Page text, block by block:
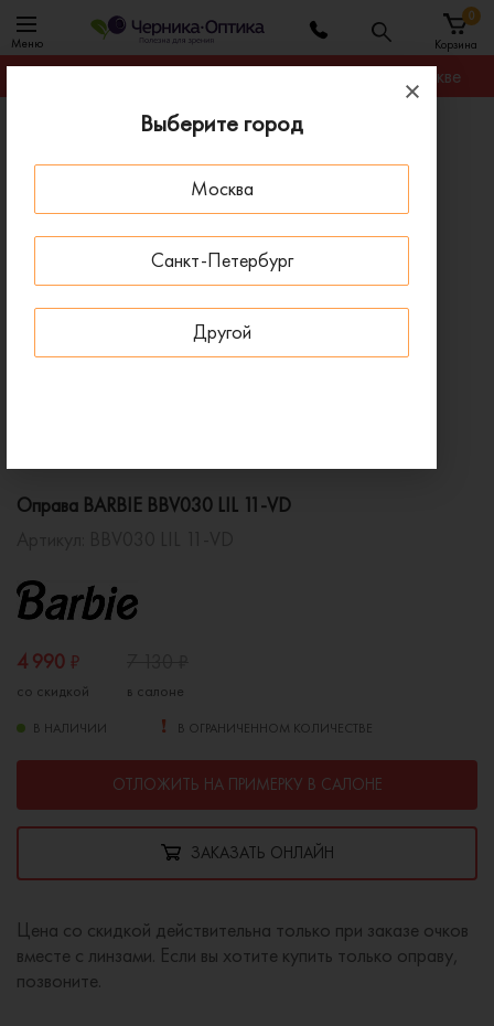
Выберите город
Москва
Санкт-Петербург
Другой
Меню Корзина
0
Гарантируем лучшую цену на любую оправу в Москве
Оправы для очков
Оправа BARBIE BBV030 LIL 11-VD
Оправа BARBIE BBV030 LIL 11-VD
4 990 ₽
со скидкой в салоне
В НАЛИЧИИ В ОГРАНИЧЕННОМ КОЛИЧЕСТВЕ
ОТЛОЖИТЬ НА ПРИМЕРКУ В САЛОНЕ
ЗАКАЗАТЬ ОНЛАЙН
Цена со скидкой действительна только при заказе очков
вместе с линзами. Если вы хотите купить только оправу,
позвоните.
- 30 % ДО 15 АВГУСТА НОВИНКА